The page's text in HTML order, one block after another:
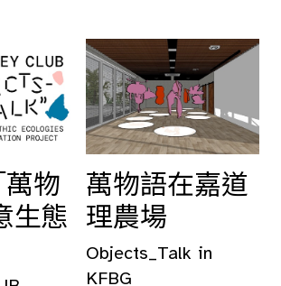
物
生態
萬物語在嘉道
理農場
Objects_Talk in
KFBG